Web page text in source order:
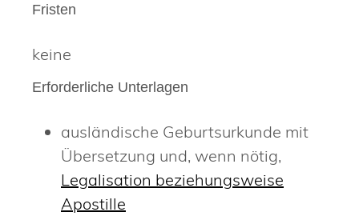
Fristen
keine
Erforderliche Unterlagen
ausländische Geburtsurkunde mit
Übersetzung und, wenn nötig,
Legalisation beziehungsweise
Apostille